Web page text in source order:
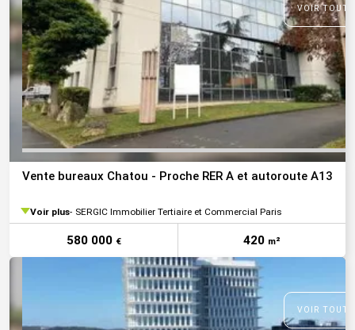
VOIR
Vente bureaux Chatou - Proche RER A et autoroute A13
Voir plus SERGIC Immobilier Tertiaire et Commercial Paris
580 000 € 420 m²
VOIR